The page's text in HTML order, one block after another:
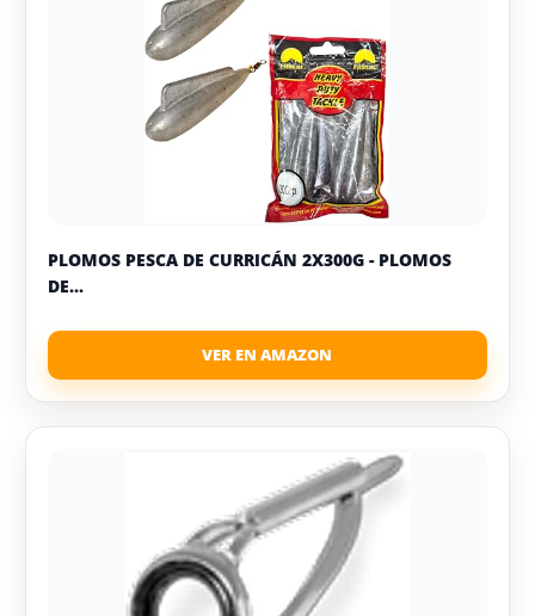
PLOMOS PESCA DE CURRICÁN 2X300G - PLOMOS
DE...